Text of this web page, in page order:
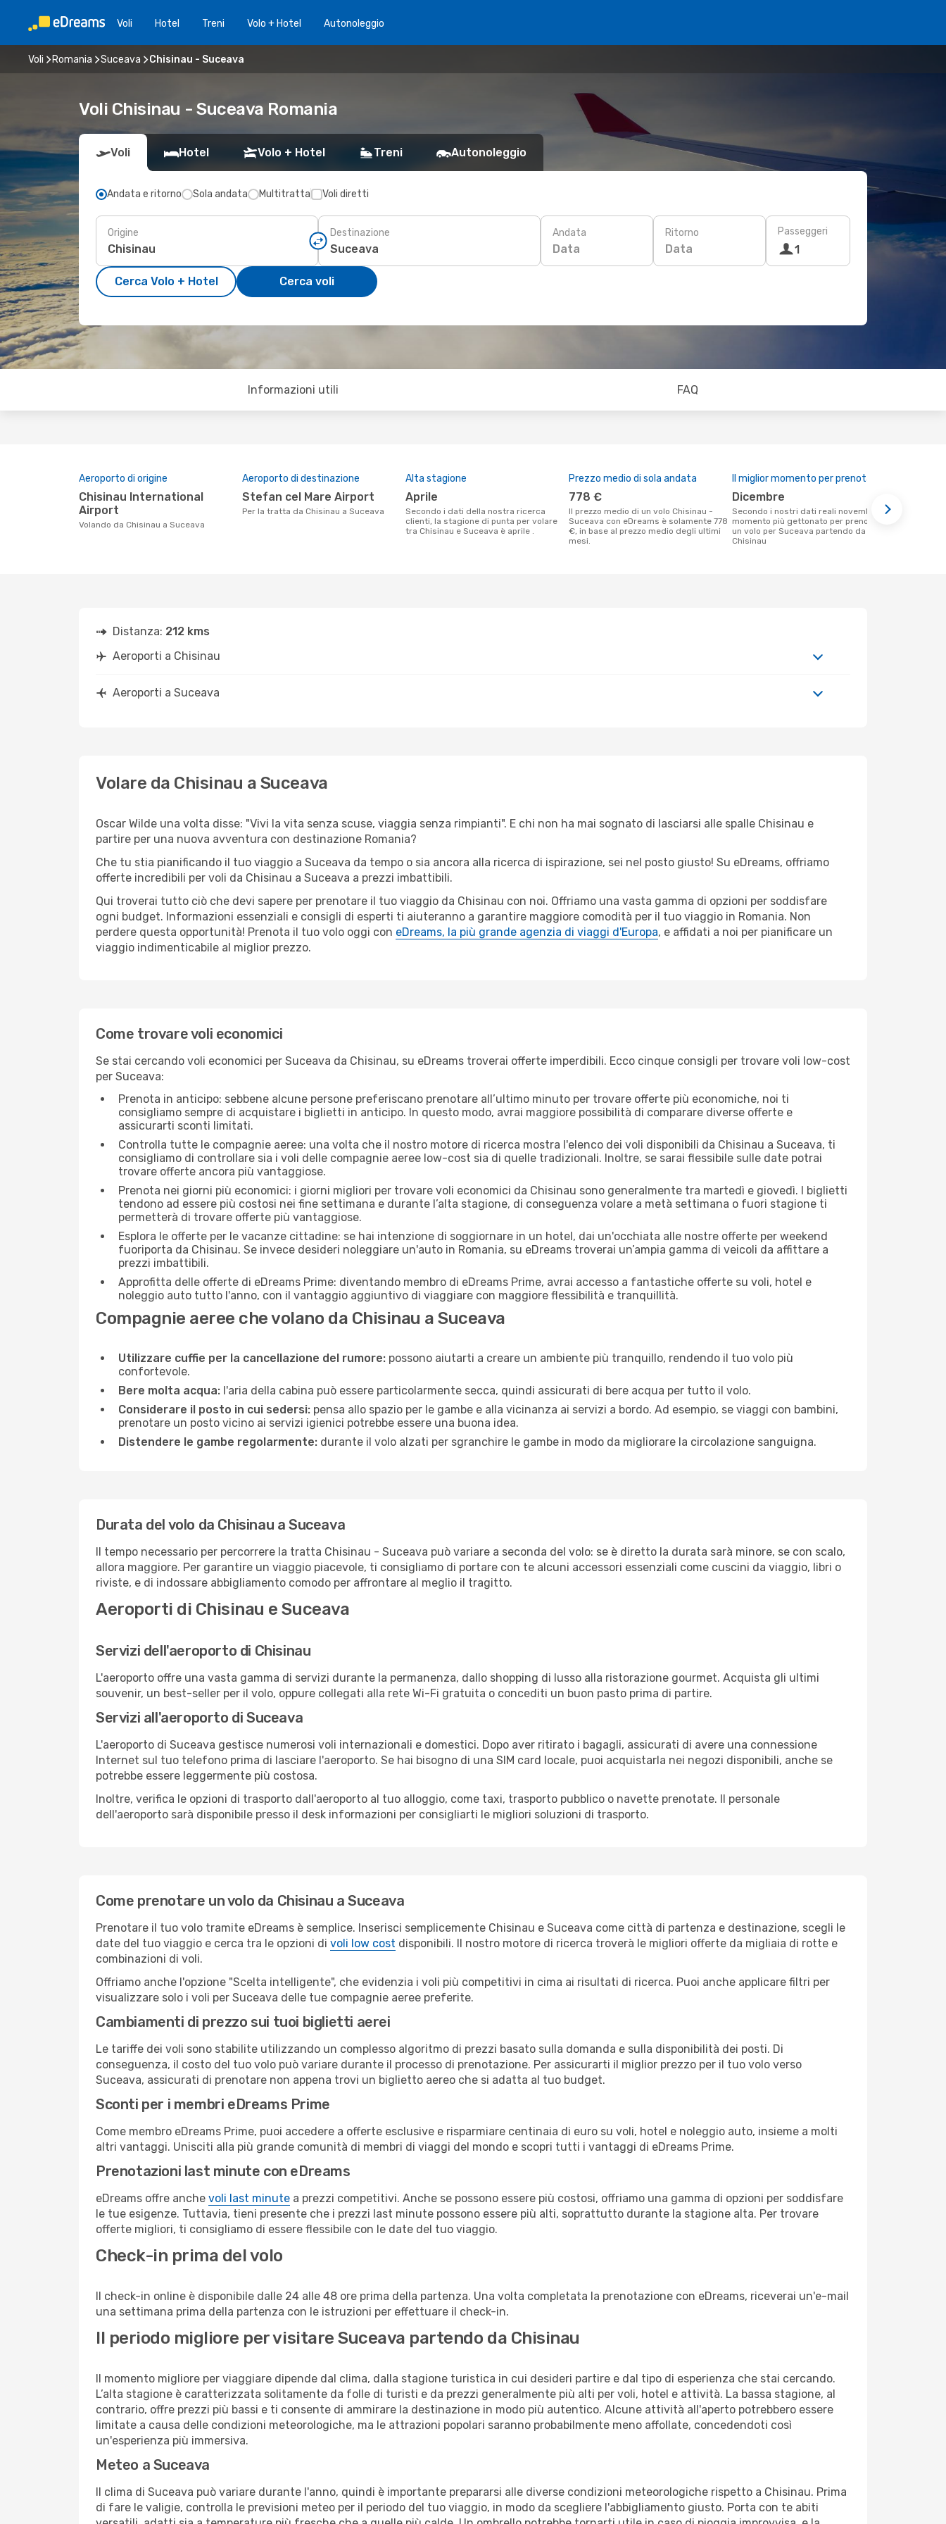
Voli Hotel Treni Volo + Hotel Autonoleggio
Voli Romania Suceava Chisinau - Suceava
Voli Chisinau - Suceava Romania
Voli Hotel Volo + Hotel Treni Autonoleggio
Andata e ritorno Sola andata Multitratta Voli diretti
Origine Destinazione Andata
Data
Ritorno
Data
Passeggeri
1
Cerca Volo + Hotel Cerca voli
Informazioni utili FAQ
Aeroporto di origine
Chisinau International
Airport
Volando da Chisinau a Suceava
Aeroporto di destinazione
Stefan cel Mare Airport
Per la tratta da Chisinau a Suceava
Alta stagione
aprile
Secondo i dati della nostra ricerca
clienti, la stagione di punta per volare
tra Chisinau e Suceava è aprile .
Prezzo medio di sola andata
778 €
Il prezzo medio di un volo Chisinau -
Suceava con eDreams è solamente 778
€, in base al prezzo medio degli ultimi
mesi.
Il miglior momento per prenotare
dicembre
Secondo i nostri dati reali novembre è il
momento più gettonato per prenotare
un volo per Suceava partendo da
Chisinau
Distanza: 212 kms
Aeroporti a Chisinau
Aeroporti a Suceava
Volare da Chisinau a Suceava
Oscar Wilde una volta disse: "Vivi la vita senza scuse, viaggia senza rimpianti". E chi non ha mai sognato di lasciarsi alle spalle Chisinau e
partire per una nuova avventura con destinazione Romania?
Che tu stia pianificando il tuo viaggio a Suceava da tempo o sia ancora alla ricerca di ispirazione, sei nel posto giusto! Su eDreams, offriamo
offerte incredibili per voli da Chisinau a Suceava a prezzi imbattibili.
Qui troverai tutto ciò che devi sapere per prenotare il tuo viaggio da Chisinau con noi. Offriamo una vasta gamma di opzioni per soddisfare
ogni budget. Informazioni essenziali e consigli di esperti ti aiuteranno a garantire maggiore comodità per il tuo viaggio in Romania. Non
perdere questa opportunità! Prenota il tuo volo oggi con eDreams, la più grande agenzia di viaggi d'Europa, e affidati a noi per pianificare un
viaggio indimenticabile al miglior prezzo.
Come trovare voli economici
Se stai cercando voli economici per Suceava da Chisinau, su eDreams troverai offerte imperdibili. Ecco cinque consigli per trovare voli low-cost
per Suceava:
Prenota in anticipo: sebbene alcune persone preferiscano prenotare all’ultimo minuto per trovare offerte più economiche, noi ti
consigliamo sempre di acquistare i biglietti in anticipo. In questo modo, avrai maggiore possibilità di comparare diverse offerte e
assicurarti sconti limitati.
Controlla tutte le compagnie aeree: una volta che il nostro motore di ricerca mostra l'elenco dei voli disponibili da Chisinau a Suceava, ti
consigliamo di controllare sia i voli delle compagnie aeree low-cost sia di quelle tradizionali. Inoltre, se sarai flessibile sulle date potrai
trovare offerte ancora più vantaggiose.
Prenota nei giorni più economici: i giorni migliori per trovare voli economici da Chisinau sono generalmente tra martedì e giovedì. I biglietti
tendono ad essere più costosi nei fine settimana e durante l’alta stagione, di conseguenza volare a metà settimana o fuori stagione ti
permetterà di trovare offerte più vantaggiose.
Esplora le offerte per le vacanze cittadine: se hai intenzione di soggiornare in un hotel, dai un'occhiata alle nostre offerte per weekend
fuoriporta da Chisinau. Se invece desideri noleggiare un'auto in Romania, su eDreams troverai un’ampia gamma di veicoli da affittare a
prezzi imbattibili.
Approfitta delle offerte di eDreams Prime: diventando membro di eDreams Prime, avrai accesso a fantastiche offerte su voli, hotel e
noleggio auto tutto l'anno, con il vantaggio aggiuntivo di viaggiare con maggiore flessibilità e tranquillità.
Compagnie aeree che volano da Chisinau a Suceava
Utilizzare cuffie per la cancellazione del rumore: possono aiutarti a creare un ambiente più tranquillo, rendendo il tuo volo più
confortevole.
Bere molta acqua: l'aria della cabina può essere particolarmente secca, quindi assicurati di bere acqua per tutto il volo.
Considerare il posto in cui sedersi: pensa allo spazio per le gambe e alla vicinanza ai servizi a bordo. Ad esempio, se viaggi con bambini,
prenotare un posto vicino ai servizi igienici potrebbe essere una buona idea.
Distendere le gambe regolarmente: durante il volo alzati per sgranchire le gambe in modo da migliorare la circolazione sanguigna.
Durata del volo da Chisinau a Suceava
Il tempo necessario per percorrere la tratta Chisinau - Suceava può variare a seconda del volo: se è diretto la durata sarà minore, se con scalo,
allora maggiore. Per garantire un viaggio piacevole, ti consigliamo di portare con te alcuni accessori essenziali come cuscini da viaggio, libri o
riviste, e di indossare abbigliamento comodo per affrontare al meglio il tragitto.
Aeroporti di Chisinau e Suceava
Servizi dell'aeroporto di Chisinau
L'aeroporto offre una vasta gamma di servizi durante la permanenza, dallo shopping di lusso alla ristorazione gourmet. Acquista gli ultimi
souvenir, un best-seller per il volo, oppure collegati alla rete Wi-Fi gratuita o concediti un buon pasto prima di partire.
Servizi all'aeroporto di Suceava
L'aeroporto di Suceava gestisce numerosi voli internazionali e domestici. Dopo aver ritirato i bagagli, assicurati di avere una connessione
Internet sul tuo telefono prima di lasciare l'aeroporto. Se hai bisogno di una SIM card locale, puoi acquistarla nei negozi disponibili, anche se
potrebbe essere leggermente più costosa.
Inoltre, verifica le opzioni di trasporto dall'aeroporto al tuo alloggio, come taxi, trasporto pubblico o navette prenotate. Il personale
dell'aeroporto sarà disponibile presso il desk informazioni per consigliarti le migliori soluzioni di trasporto.
Come prenotare un volo da Chisinau a Suceava
Prenotare il tuo volo tramite eDreams è semplice. Inserisci semplicemente Chisinau e Suceava come città di partenza e destinazione, scegli le
date del tuo viaggio e cerca tra le opzioni di voli low cost disponibili. Il nostro motore di ricerca troverà le migliori offerte da migliaia di rotte e
combinazioni di voli.
Offriamo anche l'opzione "Scelta intelligente", che evidenzia i voli più competitivi in cima ai risultati di ricerca. Puoi anche applicare filtri per
visualizzare solo i voli per Suceava delle tue compagnie aeree preferite.
Cambiamenti di prezzo sui tuoi biglietti aerei
Le tariffe dei voli sono stabilite utilizzando un complesso algoritmo di prezzi basato sulla domanda e sulla disponibilità dei posti. Di
conseguenza, il costo del tuo volo può variare durante il processo di prenotazione. Per assicurarti il miglior prezzo per il tuo volo verso
Suceava, assicurati di prenotare non appena trovi un biglietto aereo che si adatta al tuo budget.
Sconti per i membri eDreams Prime
Come membro eDreams Prime, puoi accedere a offerte esclusive e risparmiare centinaia di euro su voli, hotel e noleggio auto, insieme a molti
altri vantaggi. Unisciti alla più grande comunità di membri di viaggi del mondo e scopri tutti i vantaggi di eDreams Prime.
Prenotazioni last minute con eDreams
eDreams offre anche voli last minute a prezzi competitivi. Anche se possono essere più costosi, offriamo una gamma di opzioni per soddisfare
le tue esigenze. Tuttavia, tieni presente che i prezzi last minute possono essere più alti, soprattutto durante la stagione alta. Per trovare
offerte migliori, ti consigliamo di essere flessibile con le date del tuo viaggio.
Check-in prima del volo
Il check-in online è disponibile dalle 24 alle 48 ore prima della partenza. Una volta completata la prenotazione con eDreams, riceverai un'e-mail
una settimana prima della partenza con le istruzioni per effettuare il check-in.
Il periodo migliore per visitare Suceava partendo da Chisinau
Il momento migliore per viaggiare dipende dal clima, dalla stagione turistica in cui desideri partire e dal tipo di esperienza che stai cercando.
L’alta stagione è caratterizzata solitamente da folle di turisti e da prezzi generalmente più alti per voli, hotel e attività. La bassa stagione, al
contrario, offre prezzi più bassi e ti consente di ammirare la destinazione in modo più autentico. Alcune attività all'aperto potrebbero essere
limitate a causa delle condizioni meteorologiche, ma le attrazioni popolari saranno probabilmente meno affollate, concedendoti così
un'esperienza più immersiva.
Meteo a Suceava
Il clima di Suceava può variare durante l'anno, quindi è importante prepararsi alle diverse condizioni meteorologiche rispetto a Chisinau. Prima
di fare le valigie, controlla le previsioni meteo per il periodo del tuo viaggio, in modo da scegliere l'abbigliamento giusto. Porta con te abiti